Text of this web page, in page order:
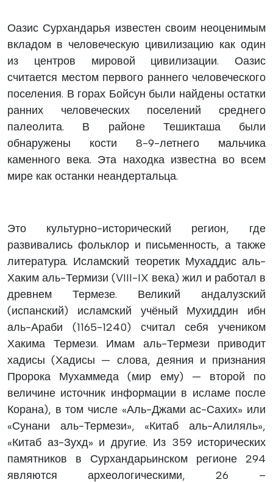
Оазис Сурхандарья известен своим неоценимым
вкладом в человеческую цивилизацию как один
из центров мировой цивилизации. Оазис
считается местом первого раннего человеческого
поселения. В горах Бойсун были найдены остатки
ранних человеческих поселений среднего
палеолита. В районе Тешикташа были
обнаружены кости 8-9-летнего мальчика
каменного века. Эта находка известна во всем
мире как останки неандертальца.
Это культурно-исторический регион, где
развивались фольклор и письменность, а также
литература. Исламский теоретик Мухаддис аль-
Хаким аль-Термизи (VIII-IX века) жил и работал в
древнем Термезе. Великий андалузский
(испанский) исламский учёный Мухиддин ибн
аль-Араби (1165-1240) считал себя учеником
Хакима Термези. Имам аль-Термези приводит
хадисы (Хадисы — слова, деяния и признания
Пророка Мухаммеда (мир ему) — второй по
величине источник информации в исламе после
Корана), в том числе «Аль-Джами ас-Сахих» или
«Сунани аль-Термези», «Китаб аль-Алиляль»,
«Китаб аз-Зухд» и другие. Из 359 исторических
памятников в Сурхандарьинском регионе 294
являются археологическими, 26 –